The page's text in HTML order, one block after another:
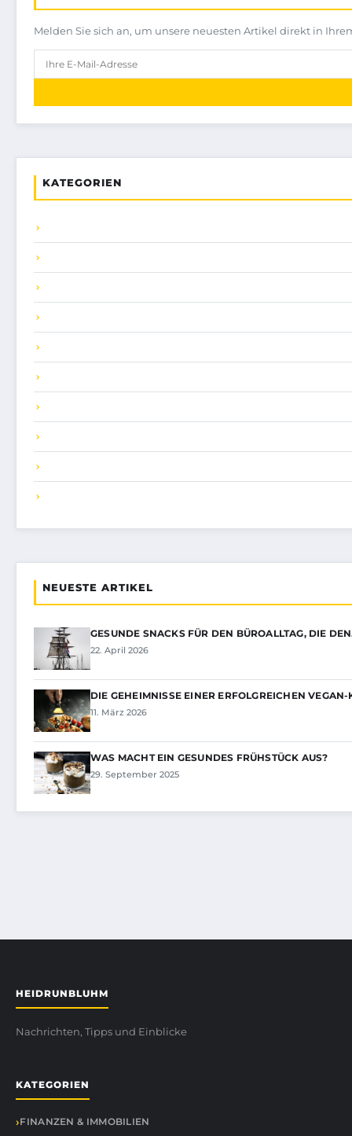
Melden Sie sich an, um unsere neuesten Artikel direkt in
KATEGORIEN
NEUESTE ARTIKEL
GESUNDE SNACKS FÜR DEN BÜROALLTAG, DIE
22. April 2026
DIE GEHEIMNISSE EINER ERFOLGREICHEN
11. März 2026
WAS MACHT EIN GESUNDES FRÜHSTÜCK AUS?
29. September 2025
HEIDRUNBLUHM
Nachrichten, Tipps und Einblicke
KATEGORIEN
FINANZEN & IMMOBILIEN